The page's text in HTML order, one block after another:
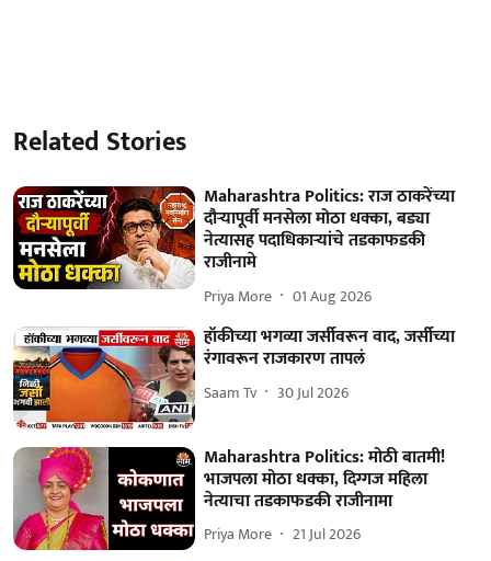
Related Stories
Maharashtra Politics: राज ठाकरेंच्या
दौऱ्यापूर्वी मनसेला मोठा धक्का, बड्या
नेत्यासह पदाधिकाऱ्यांचे तडकाफडकी
राजीनामे
Priya More 01 Aug 2026
हॉकीच्या भगव्या जर्सीवरून वाद, जर्सीच्या
रंगावरून राजकारण तापलं
Saam Tv 30 Jul 2026
Maharashtra Politics: मोठी बातमी!
भाजपला मोठा धक्का, दिग्गज महिला
नेत्याचा तडकाफडकी राजीनामा
Priya More 21 Jul 2026